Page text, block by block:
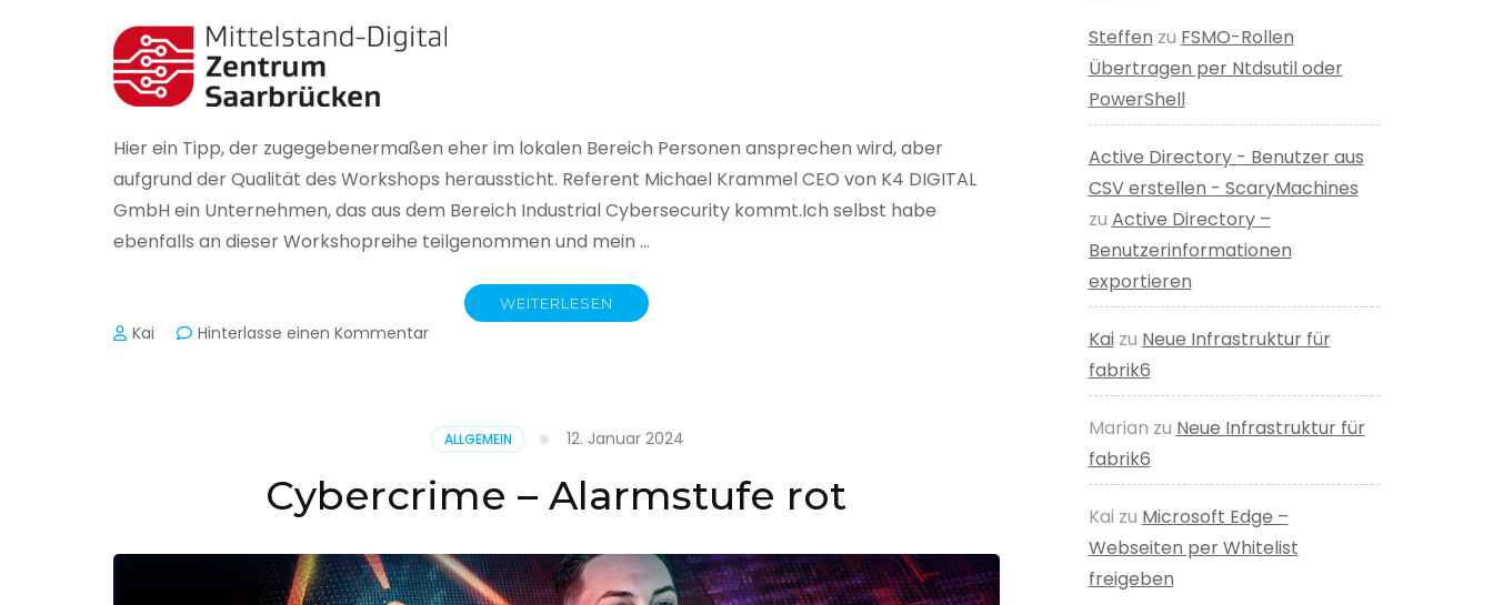
in
Deutschland
Hier ein Tipp, der zugegebenermaßen eher im lokalen Bereich Personen ansprechen wird, aber
aufgrund der Qualität des Workshops heraussticht. Referent Michael Krammel CEO von K4 DIGITAL
GmbH ein Unternehmen, das aus dem Bereich Industrial Cybersecurity kommt.Ich selbst habe
ebenfalls an dieser Workshopreihe teilgenommen und mein …
WEITERLESEN
Kai Hinterlasse einen Kommentarzu
der
Produktion
ALLGEMEIN 12. Januar 2024
Cybercrime – Alarmstufe rot
Steffen zu FSMO-Rollen
Übertragen per Ntdsutil oder
PowerShell
Active Directory - Benutzer aus
CSV erstellen - ScaryMachines
zu Active Directory –
Benutzerinformationen
exportieren
Kaizu Neue Infrastruktur für
fabrik6
Marian zu Neue Infrastruktur für
fabrik6
Kai zu Microsoft Edge –
Webseiten per Whitelist
freigeben